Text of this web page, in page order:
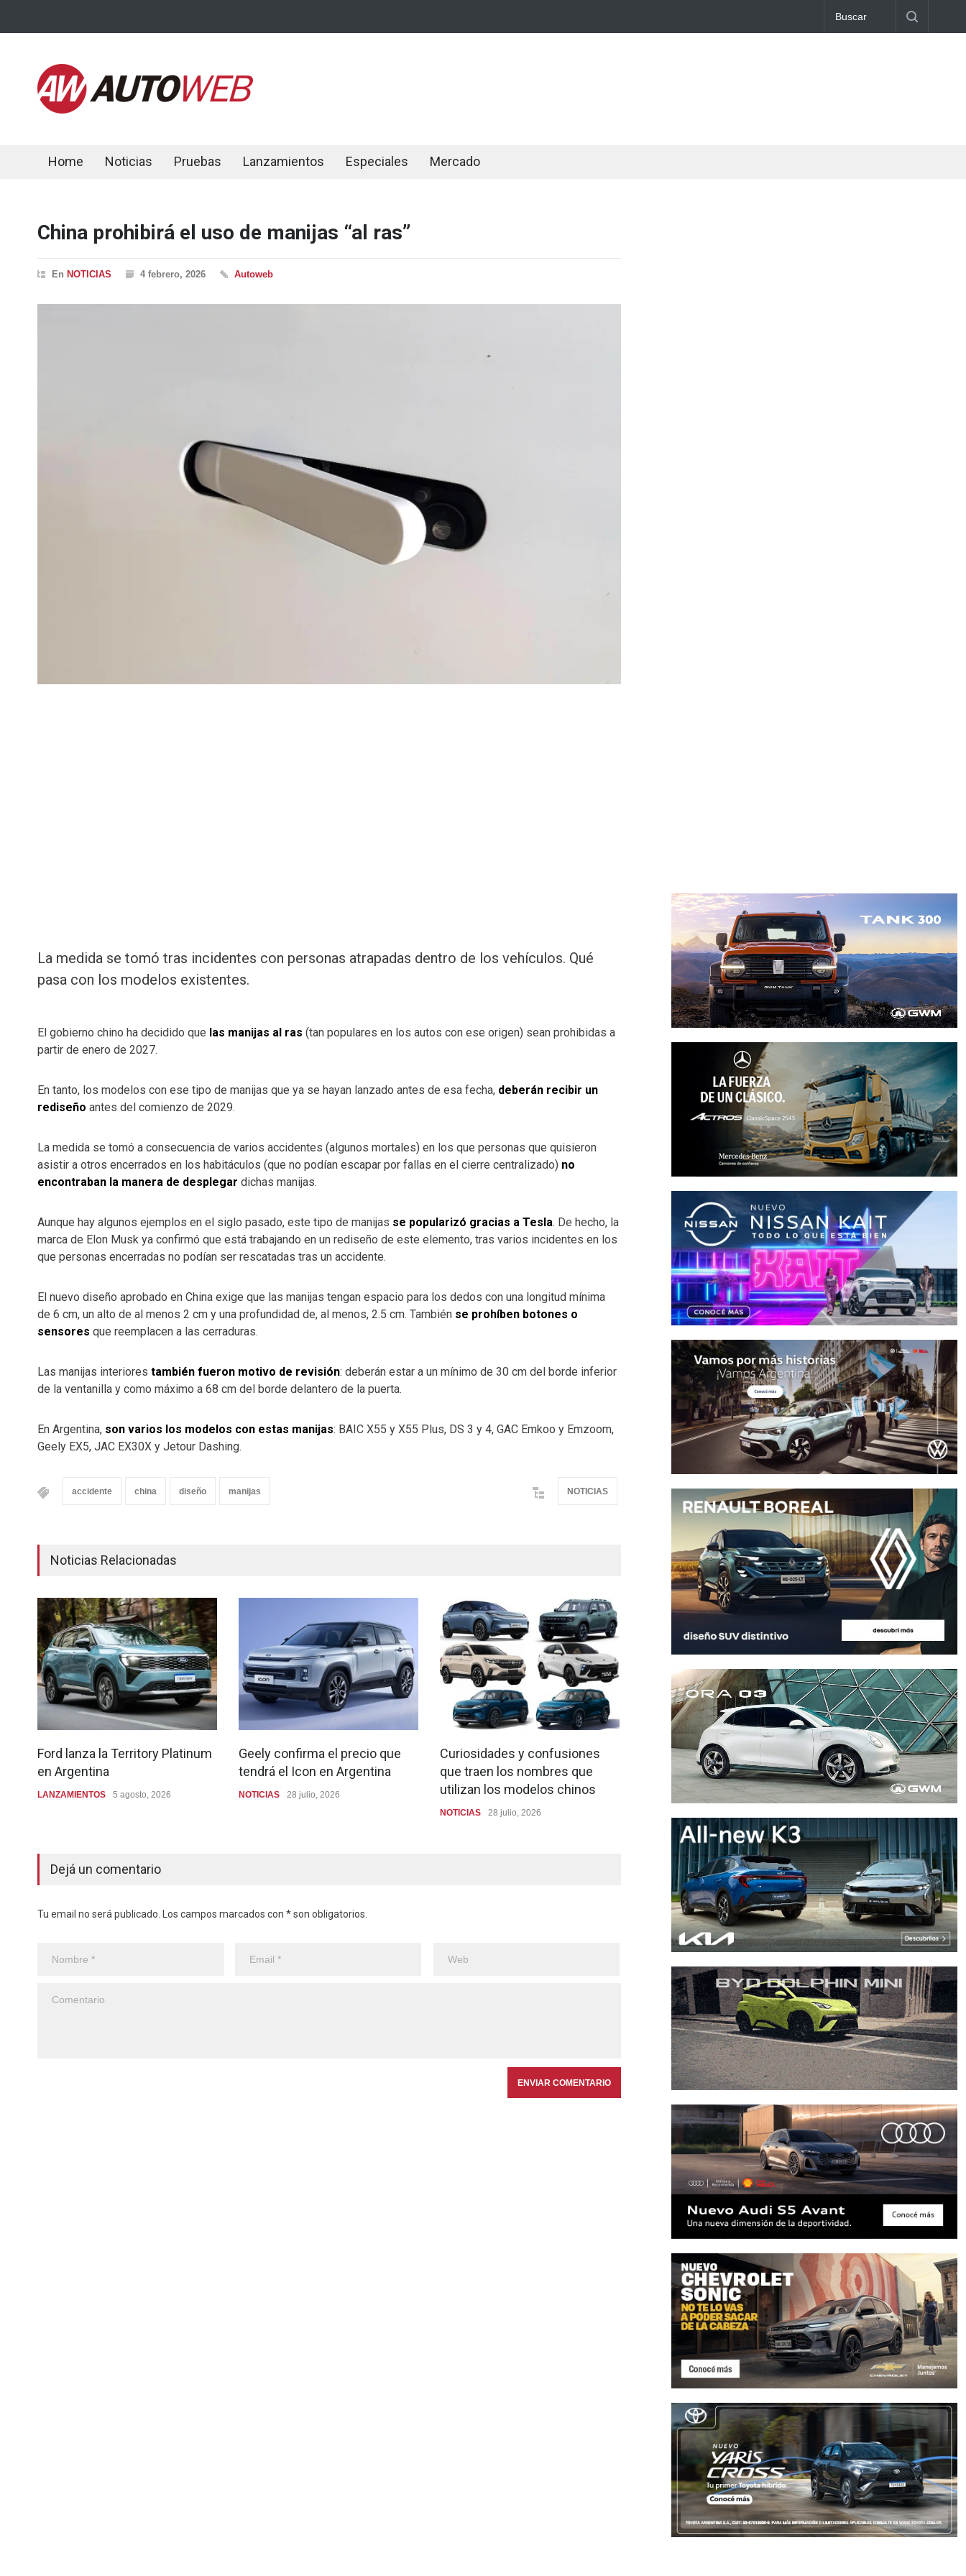
Home Noticias Pruebas Lanzamientos Especiales Mercado
China prohibirá el uso de manijas “al ras”
En NOTICIAS 4 febrero, 2026 Autoweb
La medida se tomó tras incidentes con personas atrapadas dentro de los vehículos. Qué
pasa con los modelos existentes.
El gobierno chino ha decidido que las manijas al ras (tan populares en los autos con ese origen) sean prohibidas a
partir de enero de 2027.
En tanto, los modelos con ese tipo de manijas que ya se hayan lanzado antes de esa fecha, deberán recibir un
rediseño antes del comienzo de 2029.
La medida se tomó a consecuencia de varios accidentes (algunos mortales) en los que personas que quisieron
asistir a otros encerrados en los habitáculos (que no podían escapar por fallas en el cierre centralizado) no
encontraban la manera de desplegar dichas manijas.
Aunque hay algunos ejemplos en el siglo pasado, este tipo de manijas se popularizó gracias a Tesla. De hecho, la
marca de Elon Musk ya confirmó que está trabajando en un rediseño de este elemento, tras varios incidentes en los
que personas encerradas no podían ser rescatadas tras un accidente.
El nuevo diseño aprobado en China exige que las manijas tengan espacio para los dedos con una longitud mínima
de 6 cm, un alto de al menos 2 cm y una profundidad de, al menos, 2.5 cm. También se prohíben botones o
sensores que reemplacen a las cerraduras.
Las manijas interiores también fueron motivo de revisión: deberán estar a un mínimo de 30 cm del borde inferior
de la ventanilla y como máximo a 68 cm del borde delantero de la puerta.
En Argentina, son varios los modelos con estas manijas: BAIC X55 y X55 Plus, DS 3 y 4, GAC Emkoo y Emzoom,
Geely EX5, JAC EX30X y Jetour Dashing.
accidente china diseño manijas NOTICIAS
Noticias Relacionadas
Ford lanza la Territory Platinum
en Argentina
LANZAMIENTOS 5 agosto, 2026
Geely confirma el precio que
tendrá el Icon en Argentina
NOTICIAS 28 julio, 2026
Curiosidades y confusiones
que traen los nombres que
utilizan los modelos chinos
NOTICIAS 28 julio, 2026
Cuáles son las pick ups que
llegan de Asia para competir
con la oferta regional
Toyota propone que
automotrices
unan para hacer
avance chino
Dejá un comentario
Tu email no será publicado. Los campos marcados con * son obligatorios.